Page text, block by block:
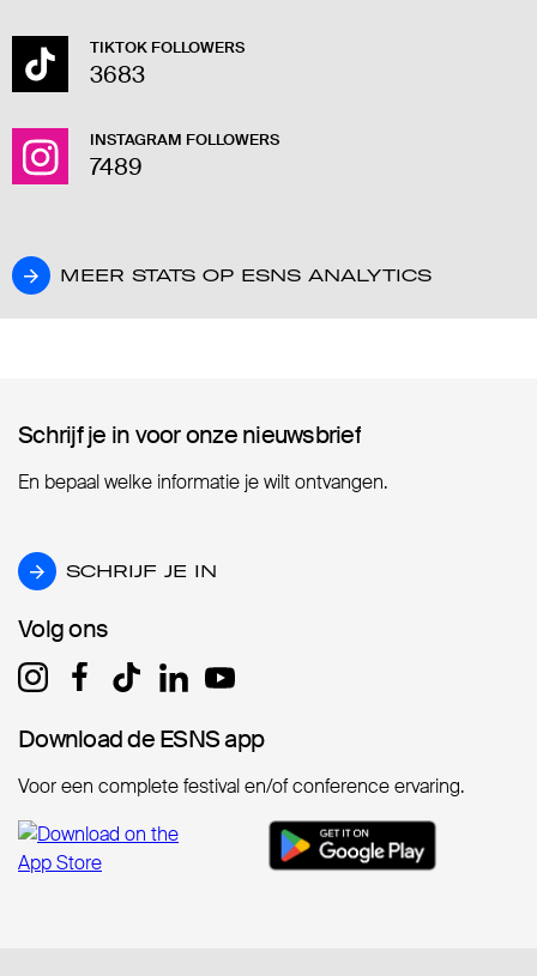
TIKTOK FOLLOWERS
3683
INSTAGRAM FOLLOWERS
7489
MEER STATS OP ESNS ANALYTICS
MEER STATS OP ESNS ANALYTICS
Schrijf je in voor onze nieuwsbrief
Schrijf je in voor onze nieuwsbrief
En bepaal welke informatie je wilt ontvangen.
SCHRIJF JE IN
SCHRIJF JE IN
Volg ons
Volg ons
Download de ESNS app
Download de ESNS app
Voor een complete festival en/of conference ervaring.